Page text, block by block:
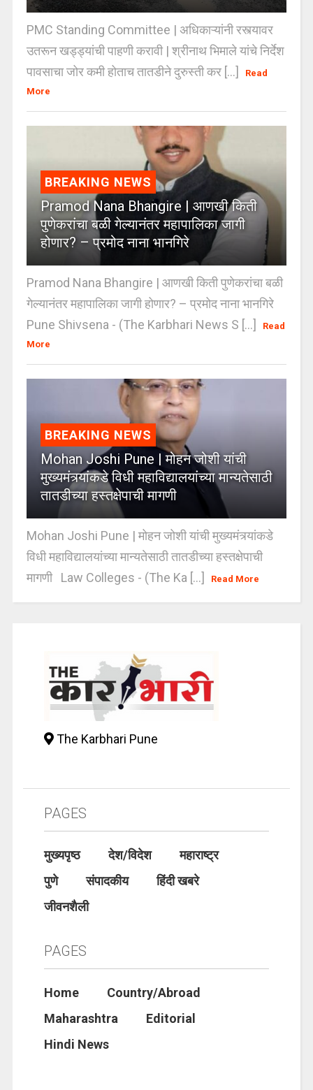
PMC Standing Committee | अधिकाऱ्यांनी रस्त्यावर
उतरून खड्ड्यांची पाहणी करावी | श्रीनाथ भिमाले यांचे निर्देश
पावसाचा जोर कमी होताच तातडीने दुरुस्ती कर [...]
Read
More
BREAKING NEWS
Pramod Nana Bhangire | आणखी किती
पुणेकरांचा बळी गेल्यानंतर महापालिका जागी
होणार? – प्रमोद नाना भानगिरे
Pramod Nana Bhangire | आणखी किती पुणेकरांचा बळी
गेल्यानंतर महापालिका जागी होणार? – प्रमोद नाना भानगिरे
Pune Shivsena - (The Karbhari News S [...]
Read
More
BREAKING NEWS
Mohan Joshi Pune | मोहन जोशी यांची
मुख्यमंत्र्यांकडे विधी महाविद्यालयांच्या मान्यतेसाठी
तातडीच्या हस्तक्षेपाची मागणी
Mohan Joshi Pune | मोहन जोशी यांची मुख्यमंत्र्यांकडे
विधी महाविद्यालयांच्या मान्यतेसाठी तातडीच्या हस्तक्षेपाची
मागणी Law Colleges - (The Ka [...]
Read More
The Karbhari Pune
PAGES
मुख्यपृष्ठ देश/विदेश
महाराष्ट्र
पुणे
संपादकीय
हिंदी खबरे
जीवनशैली
PAGES
Home
Country/Abroad
Maharashtra
Editorial
Hindi News